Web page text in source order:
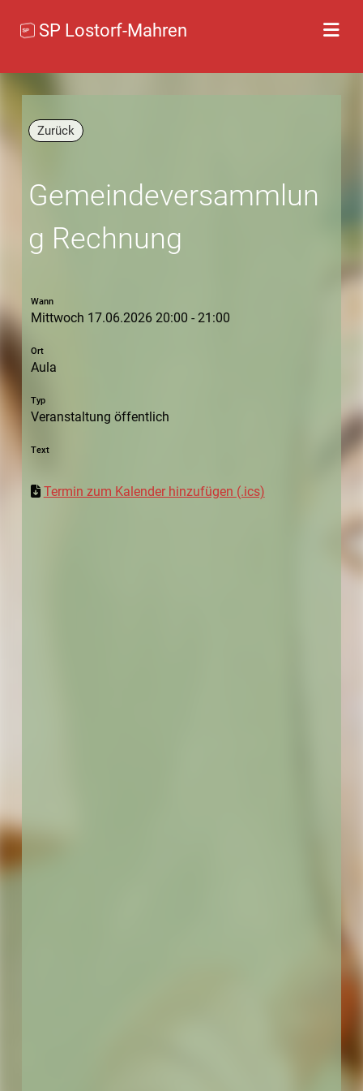
SP Lostorf-Mahren
Zurück
Gemeindeversammlun
g Rechnung
Wann
Mittwoch 17.06.2026 20:00 - 21:00
Ort
Aula
Typ
Veranstaltung öffentlich
Text
Termin zum Kalender hinzufügen (.ics)